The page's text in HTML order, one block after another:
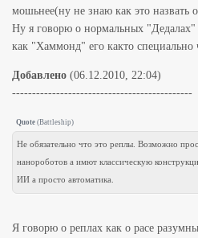
мошьнее(ну не знаю как это назвать
Ну я говорю о нормальных "Дедалах"
как "Хаммонд" его както специально
Добавлено (06.12.2010, 22:04)
---------------------------------------------
Quote (Battleship)
Не обязательно что это реплы. Возможно
нанороботов а имют классическую
ИИ а просто автоматика.
Я говорю о реплах как о расе